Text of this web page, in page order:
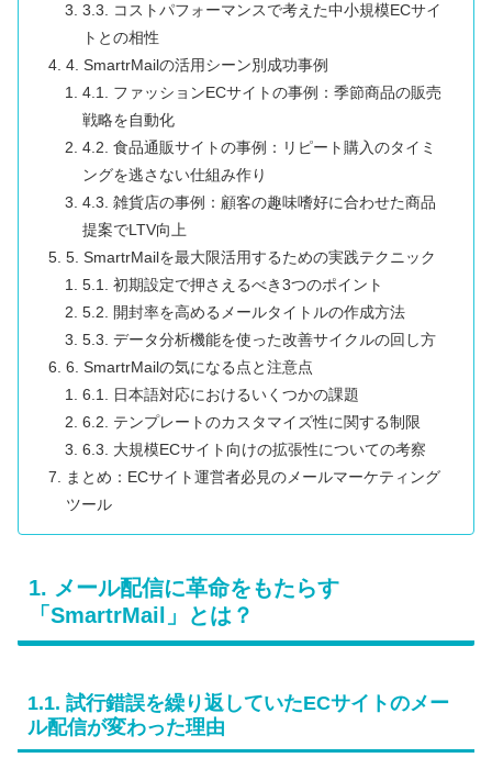
3.3. コストパフォーマンスで考えた中小規模ECサイ
トとの相性
4. SmartrMailの活用シーン別成功事例
4.1. ファッションECサイトの事例：季節商品の販売
戦略を自動化
4.2. 食品通販サイトの事例：リピート購入のタイミ
ングを逃さない仕組み作り
4.3. 雑貨店の事例：顧客の趣味嗜好に合わせた商品
提案でLTV向上
5. SmartrMailを最大限活用するための実践テクニック
5.1. 初期設定で押さえるべき3つのポイント
5.2. 開封率を高めるメールタイトルの作成方法
5.3. データ分析機能を使った改善サイクルの回し方
6. SmartrMailの気になる点と注意点
6.1. 日本語対応におけるいくつかの課題
6.2. テンプレートのカスタマイズ性に関する制限
6.3. 大規模ECサイト向けの拡張性についての考察
まとめ：ECサイト運営者必見のメールマーケティング
ツール
1. メール配信に革命をもたらす
「SmartrMail」とは？
1.1. 試行錯誤を繰り返していたECサイトのメー
ル配信が変わった理由